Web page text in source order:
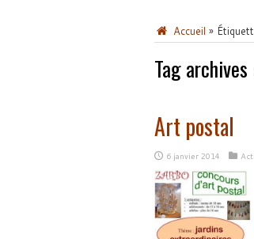
Accueil »
Tag archives
Art postal
6 janvier 2014